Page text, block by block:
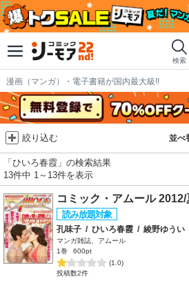
検索
漫画（マンガ）・電子書籍が国内最大級!!
並べ
絞り込む
「ひいろ春霞」の検索結果
13件中 1～13件を表示
コミック・アムール 2012/
孔味子 / ひいろ春霞 / 綾野ゆうい
マンガ雑誌、アムール
1巻
600pt
(1.0)
投稿数2件